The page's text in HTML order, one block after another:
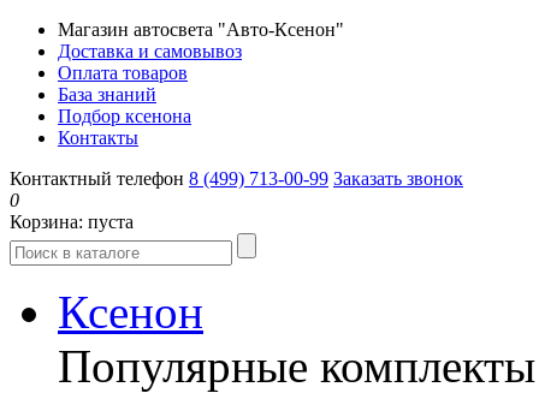
Магазин автосвета "Авто-Ксенон"
Доставка и самовывоз
Оплата товаров
База знаний
Подбор ксенона
Контакты
Контактный телефон 8 (499) 713-00-99 Заказать звонок
0
Корзина: пуста
Ксенон
Популярные комплекты